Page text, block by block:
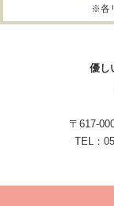
※各
優し
〒617-
TEL：